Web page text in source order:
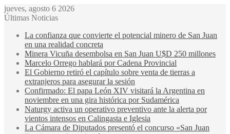
jueves, agosto 6 2026
Últimas Noticias
La confianza que convierte el potencial minero de San Juan
en una realidad concreta
Minera Vicuña desembolsa en San Juan U$D 250 millones
Marcelo Orrego hablará por Cadena Provincial
El Gobierno retiró el capítulo sobre venta de tierras a
extranjeros para asegurar la sesión
Confirmado: El papa León XIV visitará la Argentina en
noviembre en una gira histórica por Sudamérica
Naturgy activa un operativo preventivo ante la alerta por
vientos intensos en Calingasta e Iglesia
La Cámara de Diputados presentó el concurso «San Juan